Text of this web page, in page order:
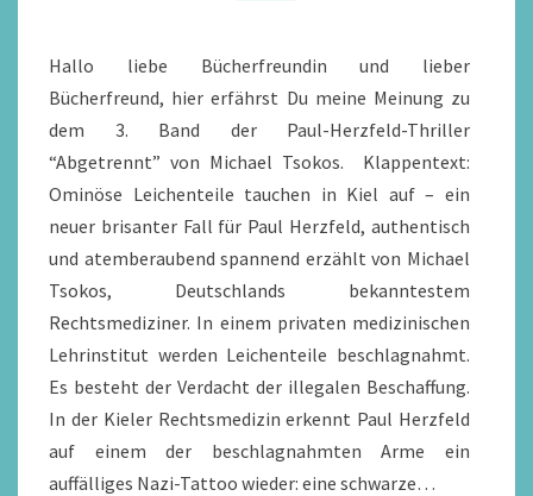
Hallo liebe Bücherfreundin und lieber
Bücherfreund, hier erfährst Du meine Meinung zu
dem 3. Band der Paul-Herzfeld-Thriller
“Abgetrennt” von Michael Tsokos. Klappentext:
Ominöse Leichenteile tauchen in Kiel auf – ein
neuer brisanter Fall für Paul Herzfeld, authentisch
und atemberaubend spannend erzählt von Michael
Tsokos, Deutschlands bekanntestem
Rechtsmediziner. In einem privaten medizinischen
Lehrinstitut werden Leichenteile beschlagnahmt.
Es besteht der Verdacht der illegalen Beschaffung.
In der Kieler Rechtsmedizin erkennt Paul Herzfeld
auf einem der beschlagnahmten Arme ein
auffälliges Nazi-Tattoo wieder: eine schwarze…